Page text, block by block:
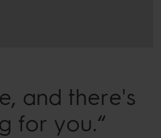
and there's
for you.“